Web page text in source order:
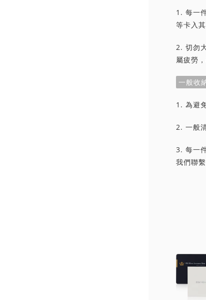
1. 每一
等卡入
2. 切勿
屬疲勞
一般收
1. 為避
2. 一般
3. 每一
我們聯